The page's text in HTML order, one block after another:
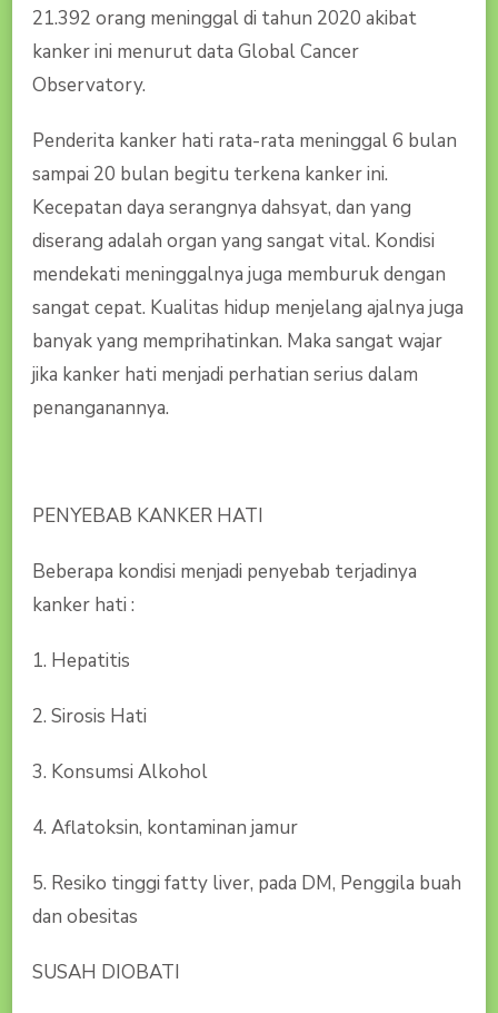
AMPUH
!
21.392 orang meninggal di tahun 2020 akibat
kanker ini menurut data Global Cancer
Observatory.
Penderita kanker hati rata-rata meninggal 6 bulan
sampai 20 bulan begitu terkena kanker ini.
Kecepatan daya serangnya dahsyat, dan yang
diserang adalah organ yang sangat vital. Kondisi
mendekati meninggalnya juga memburuk dengan
sangat cepat. Kualitas hidup menjelang ajalnya juga
banyak yang memprihatinkan. Maka sangat wajar
jika kanker hati menjadi perhatian serius dalam
penanganannya.
PENYEBAB KANKER HATI
Beberapa kondisi menjadi penyebab terjadinya
kanker hati :
1. Hepatitis
2. Sirosis Hati
3. Konsumsi Alkohol
4. Aflatoksin, kontaminan jamur
5. Resiko tinggi fatty liver, pada DM, Penggila buah
dan obesitas
SUSAH DIOBATI